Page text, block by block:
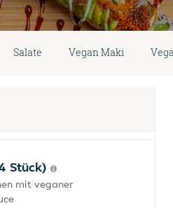
Salate Vegan Maki
Stück)
mit veganer